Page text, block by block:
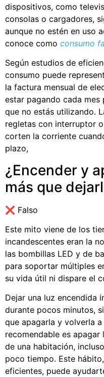
dispositivos, como
consolas o cargadores,
aunque no estén en uso
conoce como consumo
Según estudios de
consumo puede
la factura mensual de
estar pagando cada
que no estás utilizando.
regletas con interruptor
corten la corriente
plazo,
¿Encender y
más que
❌ Falso
Este mito viene de los
incandescentes eran la
las bombillas LED y de
para soportar múltiples
su vida útil ni dispare el
Dejar una luz encendida
durante pocos minutos,
que apagarla y volverla
recomendable es
de una habitación,
poco tiempo. Este
eficientes, puede